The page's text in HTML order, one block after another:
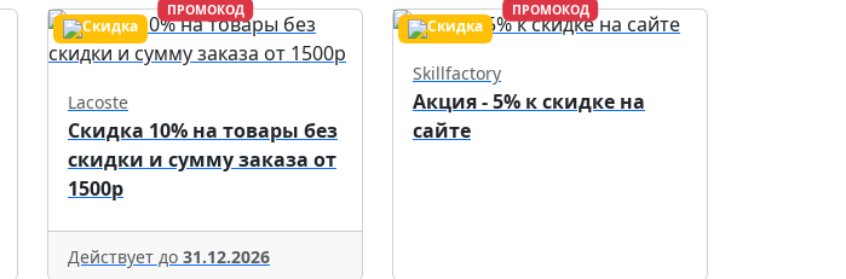
ПРОМОКОД
Lacoste
Скидка 10% на товары без
скидки и сумму заказа от
1500р
Действует до 31.12.2026
ПРОМОКОД
Skillfactory
Акция - 5% к скидке на
сайте